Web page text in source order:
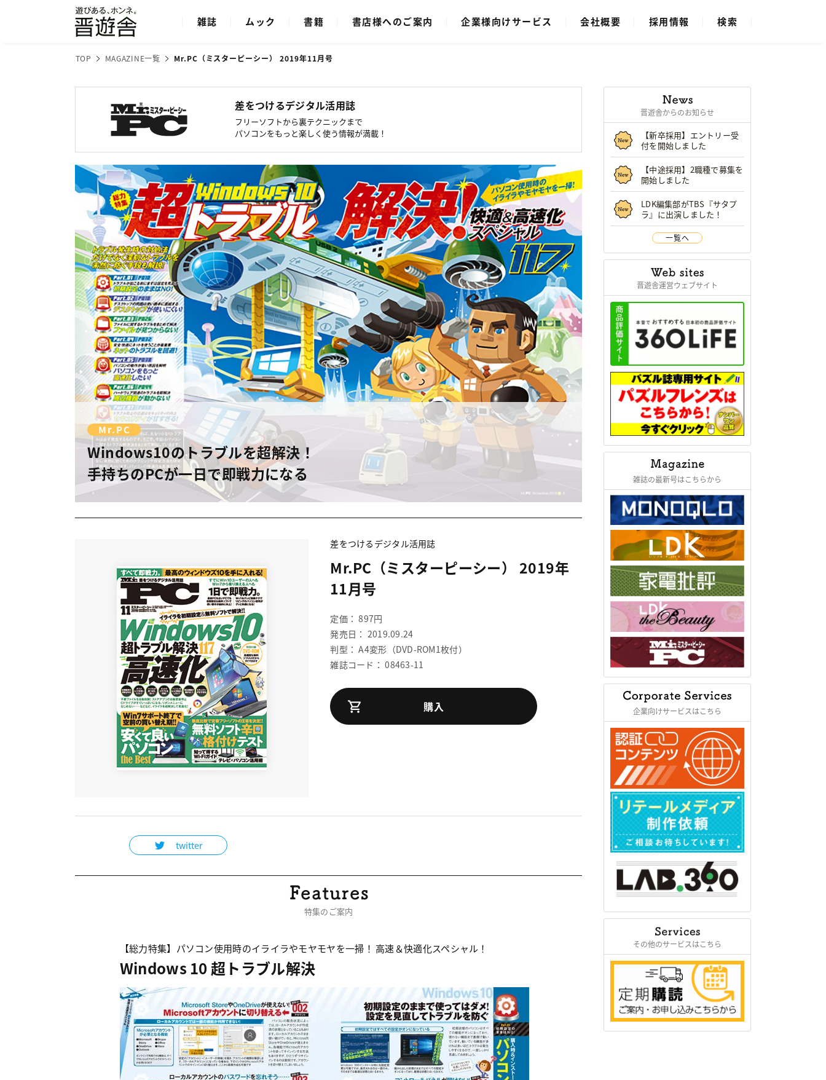
雑誌 ムック 書籍 書店様へのご案内 企業様向けサービス 会社概要 採用情報 検索
TOP MAGAZINE一覧 Mr.PC（ミスターピーシー） 2019年11月号
差をつけるデジタル活用誌
フリーソフトから裏テクニックまで
パソコンをもっと楽しく使う情報が満載！
Mr.PC
Windows10のトラブルを超解決！
手持ちのPCが一日で即戦力になる
差をつけるデジタル活用誌
Mr.PC（ミスターピーシー） 2019年
11月号
定価： 897円
発売日： 2019.09.24
判型： A4変形（DVD-ROM1枚付）
雑誌コード： 08463-11
購入
twitter
特集のご案内
【総力特集】パソコン使用時のイライラやモヤモヤを一掃！ 高速＆快適化スペシャル！
Windows 10 超トラブル解決
晋遊舎からのお知らせ
【新卒採用】エントリー受
付を開始しました
【中途採用】2職種で募集を
開始しました
LDK編集部がTBS『サタプ
ラ』に出演しました！
一覧へ
晋遊舎運営ウェブサイト
雑誌の最新号はこちらから
企業向けサービスはこちら
その他のサービスはこちら